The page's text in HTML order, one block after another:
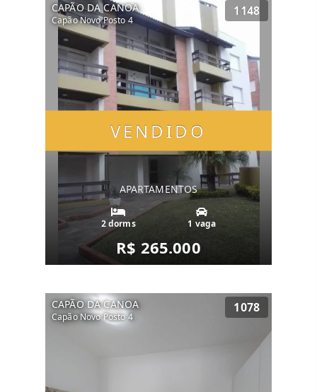
VENDIDO
CAPÃO DA CANOA
Capão Novo Posto 4
1148
APARTAMENTOS
2 dorms 1 vaga
R$ 265.000
CAPÃO DA CANOA
Capão Novo Posto 4
1078